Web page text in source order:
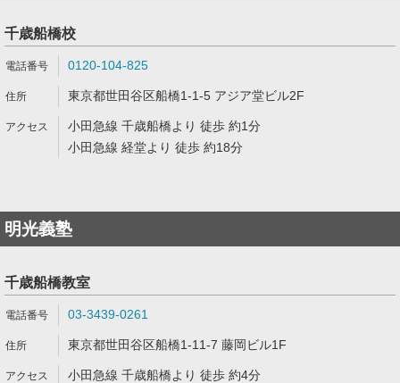
千歳船橋校
0120-104-825
東京都世田谷区船橋1-1-5 アジア堂ビル2F
小田急線 千歳船橋より 徒歩 約1分
小田急線 経堂より 徒歩 約18分
明光義塾
千歳船橋教室
03-3439-0261
東京都世田谷区船橋1-11-7 藤岡ビル1F
小田急線 千歳船橋より 徒歩 約4分